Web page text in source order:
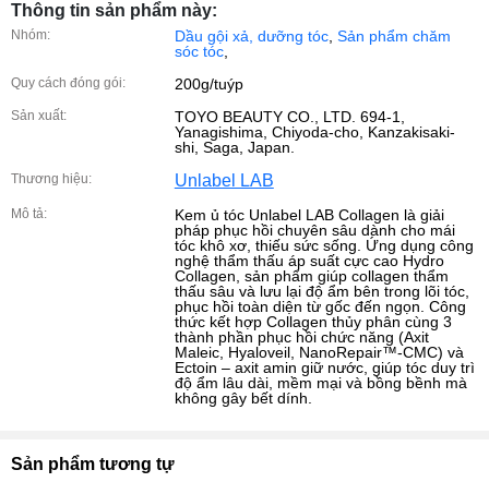
Thông tin sản phẩm này:
Nhóm: Dầu gội xả, dưỡng tóc, Sản phẩm chăm
sóc tóc,
Quy cách đóng gói: 200g/tuýp
Sản xuất:
TOYO BEAUTY CO., LTD. 694-1,
Yanagishima, Chiyoda-cho, Kanzakisaki-
shi, Saga, Japan.
Thương hiệu: Unlabel LAB
Mô tả:
Kem ủ tóc Unlabel LAB Collagen là giải
pháp phục hồi chuyên sâu dành cho mái
tóc khô xơ, thiếu sức sống. Ứng dụng công
nghệ thẩm thấu áp suất cực cao Hydro
Collagen, sản phẩm giúp collagen thẩm
thấu sâu và lưu lại độ ẩm bên trong lõi tóc,
phục hồi toàn diện từ gốc đến ngọn. Công
thức kết hợp Collagen thủy phân cùng 3
thành phần phục hồi chức năng (Axit
Maleic, Hyaloveil, NanoRepair™-CMC) và
Ectoin – axit amin giữ nước, giúp tóc duy trì
độ ẩm lâu dài, mềm mại và bồng bềnh mà
không gây bết dính.
Sản phẩm tương tự